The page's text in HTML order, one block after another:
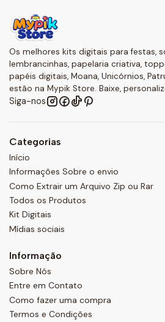
Os melhores kits digitais para festas,
lembrancinhas, papelaria criativa,
papéis digitais, Moana, Unicórnios,
estão na Mypik Store. Baixe,
Siga-nos
Categorias
Início
Informações Sobre o envio
Como Extrair um Arquivo Zip ou Rar
Todos os Produtos
Kit Digitais
Mídias sociais
Informação
Sobre Nós
Entre em Contato
Como fazer uma compra
Termos e Condições